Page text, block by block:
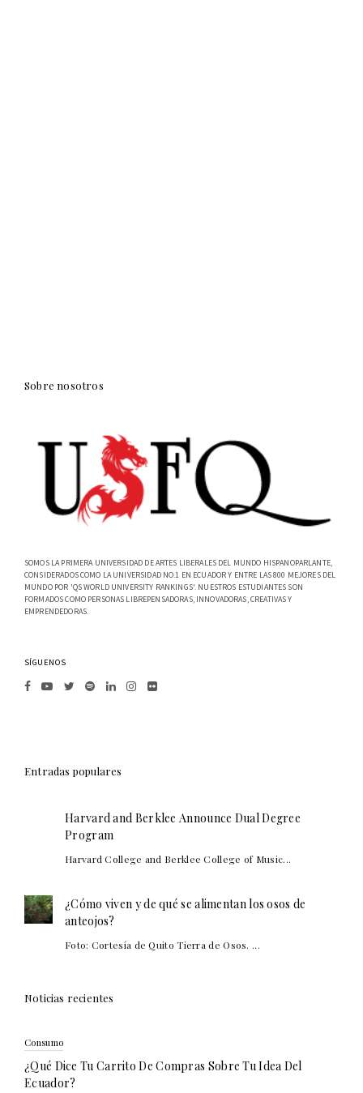
Sobre nosotros
SOMOS LA PRIMERA UNIVERSIDAD DE ARTES LIBERALES DEL MUNDO HISPANOPARLANTE,
CONSIDERADOS COMO LA UNIVERSIDAD NO.1 EN ECUADOR Y ENTRE LAS 800 MEJORES DEL
MUNDO POR 'QS WORLD UNIVERSITY RANKINGS'. NUESTROS ESTUDIANTES SON
FORMADOS COMO PERSONAS LIBREPENSADORAS, INNOVADORAS, CREATIVAS Y
EMPRENDEDORAS.
SÍGUENOS
Entradas populares
Harvard and Berklee Announce Dual Degree
Program
Harvard College and Berklee College of Music...
¿Cómo viven y de qué se alimentan los osos de
anteojos?
Foto: Cortesía de Quito Tierra de Osos. ...
Noticias recientes
Consumo
¿Qué Dice Tu Carrito De Compras Sobre Tu Idea Del
Ecuador?